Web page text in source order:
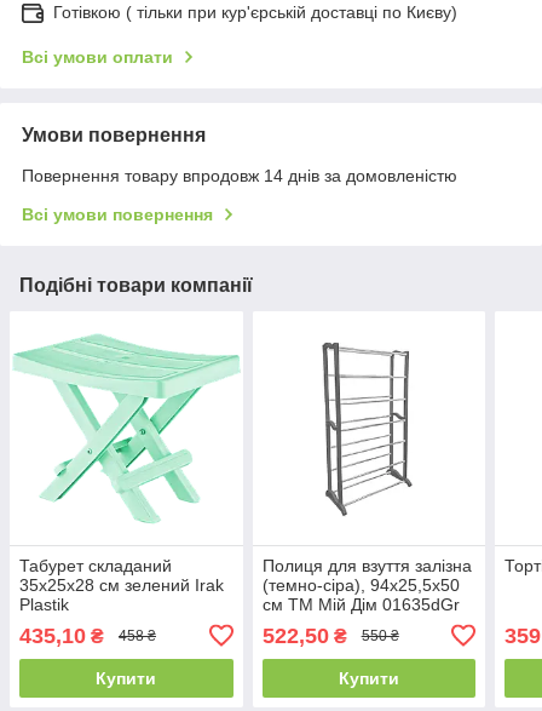
Готівкою ( тільки при кур'єрській доставці по Києву)
Всі умови оплати
Умови повернення
Повернення товару впродовж 14 днів за домовленістю
Всі умови повернення
Подібні товари компанії
Табурет складаний
35x25x28 см зелений Irak
Plastik
435,10 ₴ 458 ₴
Купити
Полиця для взуття залізна
(темно-сіра), 94x25,5x50
см ТМ Мій Дім 01635dGr
522,50₴ 550 ₴
Купити